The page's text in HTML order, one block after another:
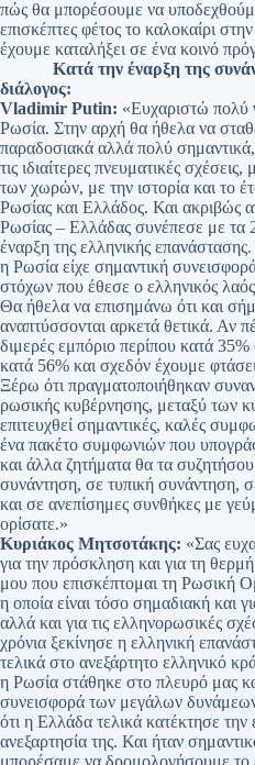
πώς θα μπορέσουμε να
επισκέπτες φέτος το καλοκαίρι
έχουμε καταλήξει σε ένα κοινό
Κατά την έναρξη της
διάλογος:
Vladimir Putin: «Ευχαριστώ πολύ
Ρωσία. Στην αρχή θα ήθελα να
παραδοσιακά αλλά πολύ σημαντικά,
τις ιδιαίτερες πνευματικές
των χωρών, με την ιστορία και το
Ρωσίας και Ελλάδος. Και ακριβώς
Ρωσίας – Ελλάδας συνέπεσε με τα
έναρξη της ελληνικής
η Ρωσία είχε σημαντική
στόχων που έθεσε ο ελληνικός
Θα ήθελα να επισημάνω ότι και
αναπτύσσονται αρκετά θετικά. Αν
διμερές εμπόριο περίπου κατά
κατά 56% και σχεδόν έχουμε
Ξέρω ότι πραγματοποιήθηκαν
ρωσικής κυβέρνησης, μεταξύ των
επιτευχθεί σημαντικές, καλές
ένα πακέτο συμφωνιών που
και άλλα ζητήματα θα τα
συνάντηση, σε τυπική συνάντηση,
και σε ανεπίσημες συνθήκες με
ορίσατε.»
Κυριάκος Μητσοτάκης: «Σας
για την πρόσκληση και για τη
μου που επισκέπτομαι τη Ρωσική
η οποία είναι τόσο σημαδιακή και
αλλά και για τις ελληνορωσικές
χρόνια ξεκίνησε η ελληνική
τελικά στο ανεξάρτητο ελληνικό
η Ρωσία στάθηκε στο πλευρό μας
συνεισφορά των μεγάλων
ότι η Ελλάδα τελικά κατέκτησε την
ανεξαρτησία της. Και ήταν
μπορέσαμε να δρομολογήσουμε το